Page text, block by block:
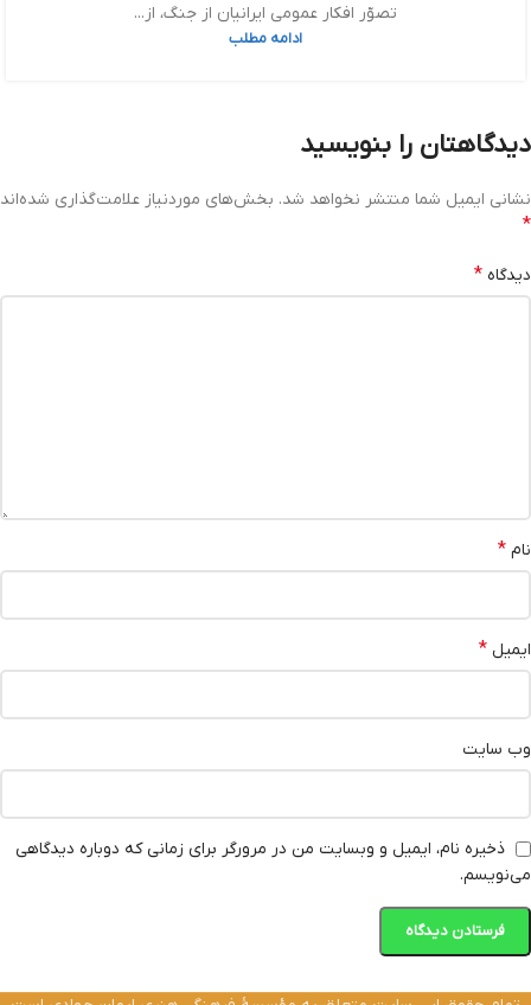
تصوّر افکار عمومی ایرانیان از جنگ، از...
ادامه مطلب
دیدگاهتان را بنویسید
نشانی ایمیل شما منتشر نخواهد شد. بخش‌های موردنیاز علامت‌گذاری شده‌اند
*
دیدگاه *
نام *
ایمیل *
وب‌ سایت
ذخیره نام، ایمیل و وبسایت من در مرورگر برای زمانی که دوباره دیدگاهی
می‌نویسم.